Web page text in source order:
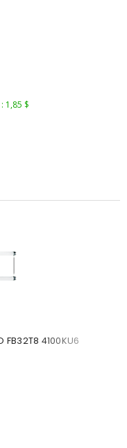
1,85 $
FB32T8 4100KU6